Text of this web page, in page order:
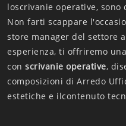
loscrivanie operative,
Non farti scappare
store manager del settore
esperienza, ti offriremo
con scrivanie operative,
composizioni di Arredo
estetiche e ilcontenuto